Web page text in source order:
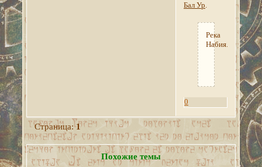
Бал Ур.
Река
Набия.
0
Страница:1
Похожие темы